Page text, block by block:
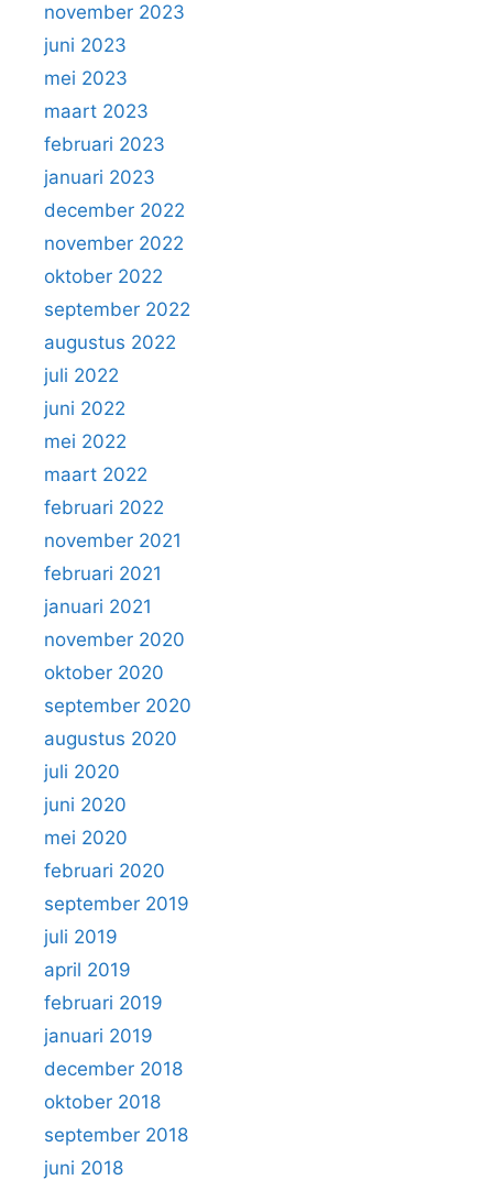
november 2023
juni 2023
mei 2023
maart 2023
februari 2023
januari 2023
december 2022
november 2022
oktober 2022
september 2022
augustus 2022
juli 2022
juni 2022
mei 2022
maart 2022
februari 2022
november 2021
februari 2021
januari 2021
november 2020
oktober 2020
september 2020
augustus 2020
juli 2020
juni 2020
mei 2020
februari 2020
september 2019
juli 2019
april 2019
februari 2019
januari 2019
december 2018
oktober 2018
september 2018
juni 2018